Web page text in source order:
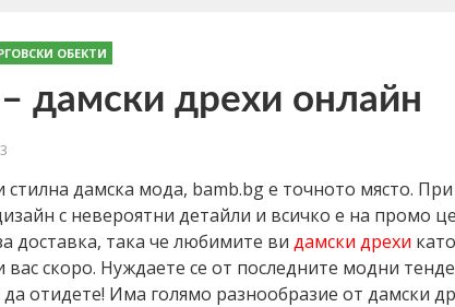
ОБЕКТИ
– дамски дрехи онлайн
дамска мода, bamb.bg е точното място.
с невероятни детайли и всичко е на промо
доставка, така че любимите ви дамски дрехи
скоро. Нуждаете се от последните модни
отидете! Има голямо разнообразие от дамски